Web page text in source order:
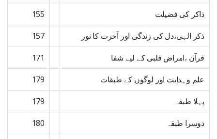
ذاکر کی فضیلت 155
ذکر الہی،دل کی زندگی اور آخرت کا نور 157
قرآن ،امراض قلبی کے لیے شفا 171
علم وہدایت اور لوگوں کے طبقات 179
پہلا طبقہ 179
دوسرا طبقہ 180